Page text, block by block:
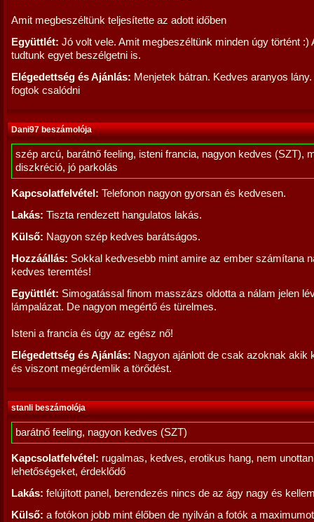
Amit megbeszéltünk teljesítette az adott időben
Együttlét: Jó volt vele. Amit megbeszéltünk minden úgy történt :)
tudtunk egyet beszélgetni is.
Elégedettség és Ajánlás: Menjetek bátran. Kedves aranyos
fogtok csalódni
Dani97 beszámolója
szép arcú, barátnő feeling, isteni francia, nagyon kedves (SZT),
diszkréció, jó parkolás
Kapcsolatfelvétel: Telefonon nagyon gyorsan és kedvesen.
Lakás: Tiszta rendezett hangulatos lakás.
Külső: Nagyon szép kedves barátságos.
Hozzáállás: Sokkal kedvesebb mint amire az ember számítana
kedves teremtés!
Együttlét: Simogatással finom masszázs oldotta a nálam jelen
lámpalázat. De nagyon megértő és türelmes.
Isteni a francia és úgy az egész nő!
Elégedettség és Ajánlás: Nagyon ajánlott de csak azoknak akik
és viszont megérdemlik a törődést.
stanli beszámolója
barátnő feeling, nagyon kedves (SZT)
Kapcsolatfelvétel: rugalmas, kedves, erotikus hang, nem
lehetőségeket, érdeklődő
Lakás: felújított panel, berendezés nincs de az ágy nagy és
Külső: a fotókon jobb mint élőben de nyilván a fotók a